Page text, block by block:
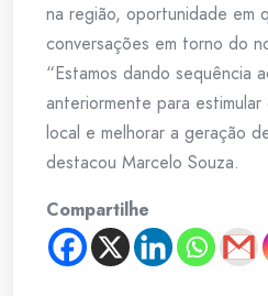
na região, oportunidade em
conversações em torno do
“Estamos dando sequência
anteriormente para
local e melhorar a geração
destacou Marcelo Souza.
Compartilhe